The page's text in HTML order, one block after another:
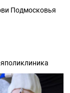
Подмосковья